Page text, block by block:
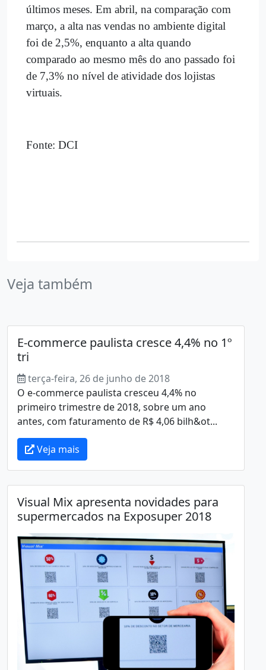
últimos meses. Em abril, na comparação com
março, a alta nas vendas no ambiente digital
foi de 2,5%, enquanto a alta quando
comparado ao mesmo mês do ano passado foi
de 7,3% no nível de atividade dos lojistas
virtuais.
Fonte: DCI
Veja também
E-commerce paulista cresce 4,4% no 1º
tri
terça-feira, 26 de junho de 2018
O e-commerce paulista cresceu 4,4% no
primeiro trimestre de 2018, sobre um ano
antes, com faturamento de R$ 4,06 bilh&ot...
Veja mais
Visual Mix apresenta novidades para
supermercados na Exposuper 2018